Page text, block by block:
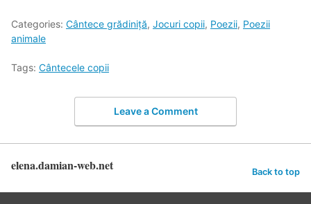
Categories: Cântece grădiniță, Jocuri copii, Poezii, Poezii
animale
Tags: Cântecele copii
Leave a Comment
elena.damian-web.net Back to top